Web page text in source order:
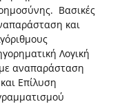
Βασικές
και
Λογική
αναπαράσταση
Επίλυση